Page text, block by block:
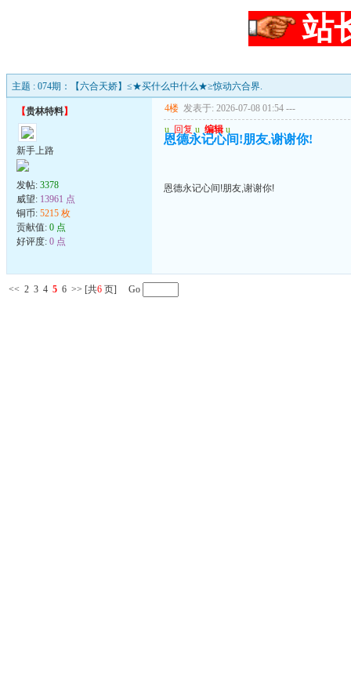
站
主题 : 074期：【六合天娇】≤★买什么中什么★≥惊动六合界.
【贵林特料】
新手上路
发帖: 3378
威望: 13961 点
铜币: 5215 枚
贡献值: 0 点
好评度: 0 点
4楼 发表于: 2026-07-08 01:54 ---
u 回复 u 编辑 u
恩德永记心间!朋友,谢谢你!
恩德永记心间!朋友,谢谢你!
<< 2 3 4 5 6 >> [共6 页] Go